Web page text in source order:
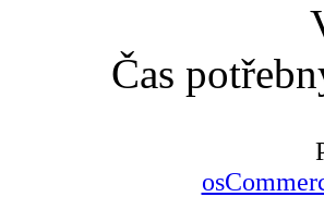
Čas